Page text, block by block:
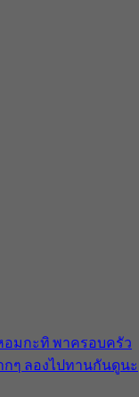
อมกะทิ พาครอบครัว
ๆ ลองไปทานกันดูนะ